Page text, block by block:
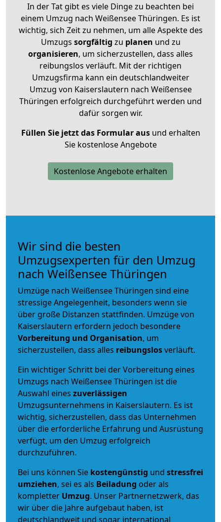
In der Tat gibt es viele Dinge zu beachten bei
einem Umzug nach Weißensee Thüringen. Es ist
wichtig, sich Zeit zu nehmen, um alle Aspekte des
Umzugs sorgfältig zu planen und zu
organisieren, um sicherzustellen, dass alles
reibungslos verläuft. Mit der richtigen
Umzugsfirma kann ein deutschlandweiter
Umzug von Kaiserslautern nach Weißensee
Thüringen erfolgreich durchgeführt werden und
dafür sorgen wir.
Füllen Sie jetzt das Formular ausund erhalten
Sie kostenlose Angebote
Kostenlose Angebote erhalten
Wir sind die besten
Umzugsexperten für den Umzug
nach Weißensee Thüringen
Umzüge nach Weißensee Thüringen sind eine
stressige Angelegenheit, besonders wenn sie
über große Distanzen stattfinden. Umzüge von
Kaiserslautern erfordern jedoch besondere
Vorbereitung und Organisation, um
sicherzustellen, dass alles reibungslosverläuft.
Ein wichtiger Schritt bei der Vorbereitung eines
Umzugs nach Weißensee Thüringen ist die
Auswahl eines zuverlässigen
Umzugsunternehmens in Kaiserslautern. Es ist
wichtig, sicherzustellen, dass das Unternehmen
über die erforderliche Erfahrung und Ausrüstung
verfügt, um den Umzug erfolgreich
durchzuführen.
Bei uns können Sie kostengünstig und stressfrei
umziehen, sei es als Beiladung oder als
kompletter Umzug. Unser Partnernetzwerk, das
wir über die Jahre aufgebaut haben, ist
deutschlandweit und sogar international